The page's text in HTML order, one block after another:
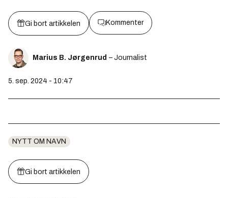
Gi bort artikkelen Kommenter
Marius B. Jørgenrud – Journalist
5. sep. 2024 - 10:47
NYTT OM NAVN
Gi bort artikkelen